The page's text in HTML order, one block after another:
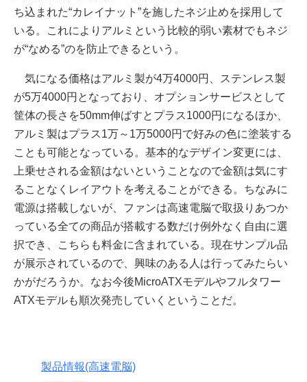
ち込まれた“カレイナット”を施したネジ止めを採用して
いる。これによりアルミという比較的弱い素材でもネジ
が“なめる”のを防止できるという。
気になる価格はアルミ製が4万4000円、ステンレス製
が5万4000円となっており、オプションサービスとして
筐体の長さを50mm伸ばすとプラス1000円になるほか、
アルミ製はプラス1万～1万5000円で好みの色に塗装する
ことも可能となっている。基本的なデザイン変更には、
上乗せされる金額はないということなので金額は気にす
ることなくレイアウトを考えることができる。ちなみに
電源は搭載しないが、ファンは高速電脳で取扱りあつか
っている全ての商品が搭載する数だけ例外なく自由に選
択でき、こちらも料金に含まれている。現在サンプル品
が展示されているので、興味のある人は行ってみたらい
かがだろうか。なお今後MicroATXモデルやフルタワー
ATXモデルも順次発売していくということだ。
製品情報(高速電脳)